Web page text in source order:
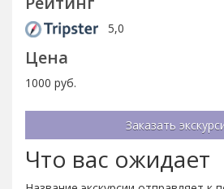
5,0
Цена
1000 руб.
Заказать
Что вас ожидает